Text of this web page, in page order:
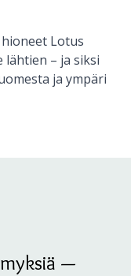
Lotus
lähtien – ja siksi
ja ympäri
—